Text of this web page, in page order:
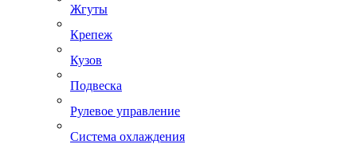
Жгуты
Крепеж
Кузов
Подвеска
Рулевое управление
Система охлаждения